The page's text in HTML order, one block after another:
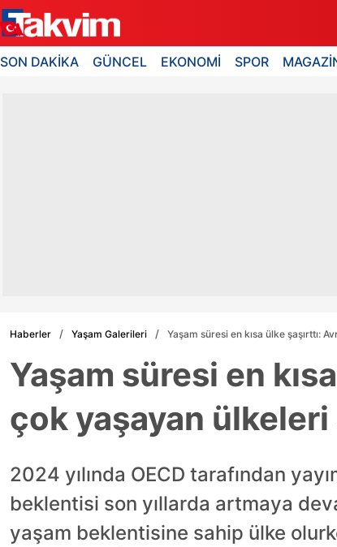
SON DAKİKA GÜNCEL EKONOMİ SPOR
Haberler Yaşam Galerileri Yaşam süresi en kısa ülke şaşırttı:
Yaşam süresi en
çok yaşayan ülkeleri
2024 yılında OECD tarafından
beklentisi son yıllarda artmaya
yaşam beklentisine sahip ülke